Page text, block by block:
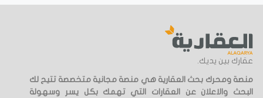
عقارك بين يديك.
منصة ومحرك بحث العقارية هي منصة مجانية متخصصة تتيح لك
البحث والاعلان عن العقارات التي تهمك بكل يسر وسهولة